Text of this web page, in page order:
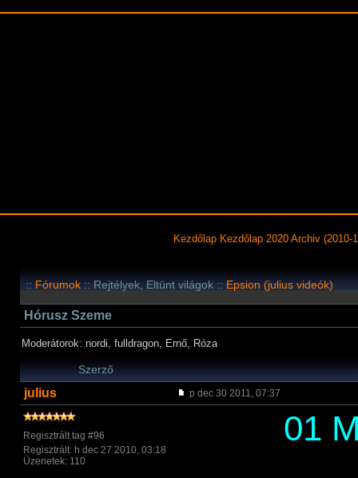
Kezdőlap Kezdőlap 2020 Archiv (2010-
::Fórumok:: Rejtélyek, Eltünt világok ::Epsion (julius videók)
Hórusz Szeme
Moderátorok: nordi, fulldragon, Ernő, Róza
Szerző
julius p dec 30 2011, 07:37
Regisztrált tag #96
Regisztrált: h dec 27 2010, 03:18
Üzenetek: 110
01